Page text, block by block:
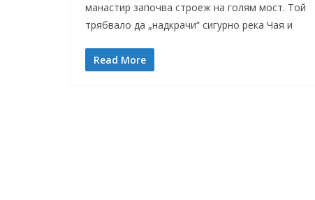
манастир започва строеж на голям мост. Той
трябвало да „надкрачи“ сигурно река Чая и
Read More